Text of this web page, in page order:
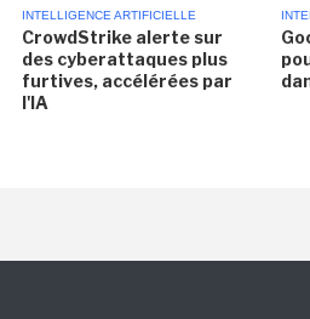
INTELLIGENCE ARTIFICIELLE
CrowdStrike alerte sur
des cyberattaques plus
furtives, accélérées par
l'IA